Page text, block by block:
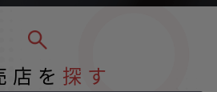
店を 探す